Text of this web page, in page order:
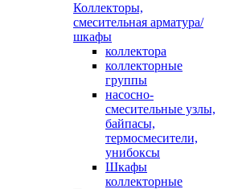
Коллекторы,
смесительная арматура/
шкафы
коллектора
коллекторные
группы
насосно-
смесительные узлы,
байпасы,
термосмесители,
унибоксы
Шкафы
коллекторные